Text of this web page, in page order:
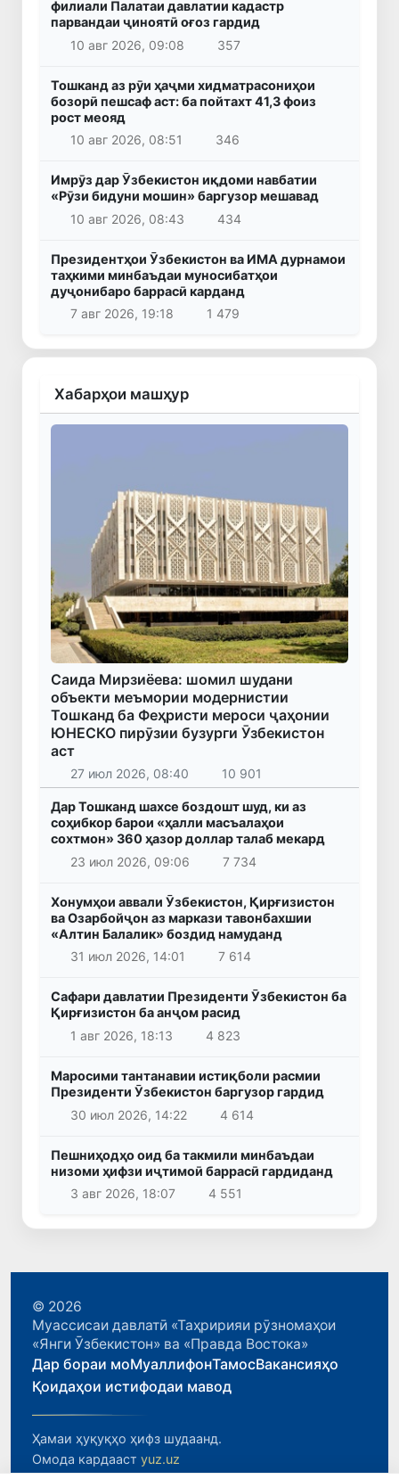
филиали Палатаи давлатии кадастр
парвандаи ҷиноятӣ оғоз гардид
10 авг 2026, 09:08
357
Тошканд аз рӯи ҳаҷми хидматрасониҳои
бозорӣ пешсаф аст: ба пойтахт 41,3 фоиз
рост меояд
10 авг 2026, 08:51
346
Имрӯз дар Ӯзбекистон иқдоми навбатии
«Рӯзи бидуни мошин» баргузор мешавад
10 авг 2026, 08:43
434
Президентҳои Ӯзбекистон ва ИМА дурнамои
таҳкими минбаъдаи муносибатҳои
дуҷонибаро баррасӣ карданд
7 авг 2026, 19:18
1 479
Хабарҳои машҳур
Саида Мирзиёева: шомил шудани
объекти меъмории модернистии
Тошканд ба Феҳристи мероси ҷаҳонии
ЮНЕСКО пирӯзии бузурги Ӯзбекистон
аст
27 июл 2026, 08:40 10 901
Дар Тошканд шахсе боздошт шуд, ки аз
соҳибкор барои «ҳалли масъалаҳои
сохтмон» 360 ҳазор доллар талаб мекард
23 июл 2026, 09:06
7 734
Хонумҳои аввали Ӯзбекистон, Қирғизистон
ва Озарбойҷон аз маркази тавонбахшии
«Алтин Балалик» боздид намуданд
31 июл 2026, 14:01
7 614
Сафари давлатии Президенти Ӯзбекистон ба
Қирғизистон ба анҷом расид
1 авг 2026, 18:13
4 823
Маросими тантанавии истиқболи расмии
Президенти Ӯзбекистон баргузор гардид
30 июл 2026, 14:22
4 614
Пешниҳодҳо оид ба такмили минбаъдаи
низоми ҳифзи иҷтимоӣ баррасӣ гардиданд
3 авг 2026, 18:07
4 551
© 2026
Муассисаи давлатӣ «Таҳририяи рӯзномаҳои
«Янги Ӯзбекистон» ва «Правда Востока»
Дар бораи моМуаллифонТамосВакансияҳо
Қоидаҳои истифодаи мавод
Ҳамаи ҳуқуқҳо ҳифз шудаанд.
Омода кардааст yuz.uz